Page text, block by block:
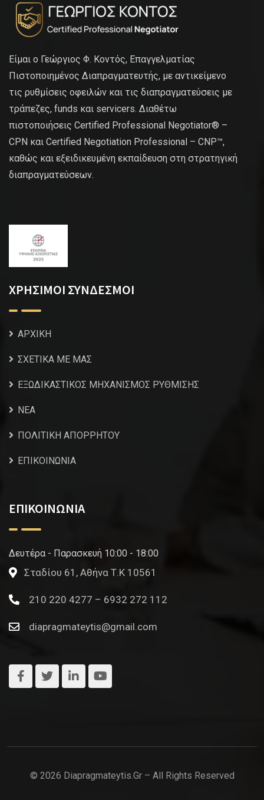
Είμαι ο Γεώργιος Φ. Κοντός, Επαγγελματίας
Πιστοποιημένος Διαπραγματευτής, με αντικείμενο
τις ρυθμίσεις οφειλών και τις διαπραγματεύσεις με
τράπεζες, funds και servicers. Διαθέτω
πιστοποιήσεις Certified Professional Negotiator® –
CPN και Certified Negotiation Professional – CNP™,
καθώς και εξειδικευμένη εκπαίδευση στη στρατηγική
διαπραγματεύσεων.
ΧΡΗΣΙΜΟΙ ΣΥΝΔΕΣΜΟΙ
ΑΡΧΙΚΗ
ΣΧΕΤΙΚΑ ΜΕ ΜΑΣ
ΕΞΩΔΙΚΑΣΤΙΚΟΣ ΜΗΧΑΝΙΣΜΟΣ ΡΥΘΜΙΣΗΣ
NEA
ΠΟΛΙΤΙΚΗ ΑΠΟΡΡΗΤΟΥ
ΕΠΙΚΟΙΝΩΝΙΑ
ΕΠΙΚΟΙΝΩΝΙΑ
Δευτέρα - Παρασκευή 10:00 - 18:00
Σταδίου 61, Αθήνα Τ.Κ 10561
210 220 4277 – 6932 272 112
diapragmateytis@gmail.com
© 2026 Diapragmateytis.gr – All Rights Reserved